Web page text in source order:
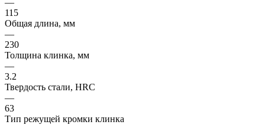
115
Общая длина, мм
—
230
Толщина клинка, мм
—
3.2
Твердость стали, HRC
—
63
Тип режущей кромки клинка